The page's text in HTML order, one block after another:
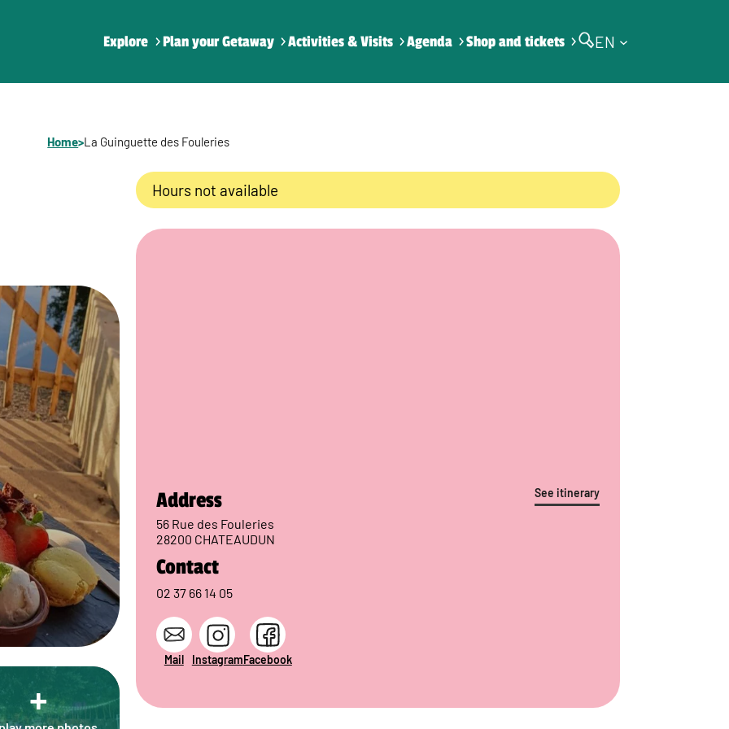
Explore Plan your Getaway Activities & Visits Agenda Shop and tickets EN
Home>La Guinguette des Fouleries
+
Hours not available
See itinerary
Address
56 Rue des Fouleries
28200 CHATEAUDUN
Contact
02 37 66 14 05
Mail InstagramFacebook